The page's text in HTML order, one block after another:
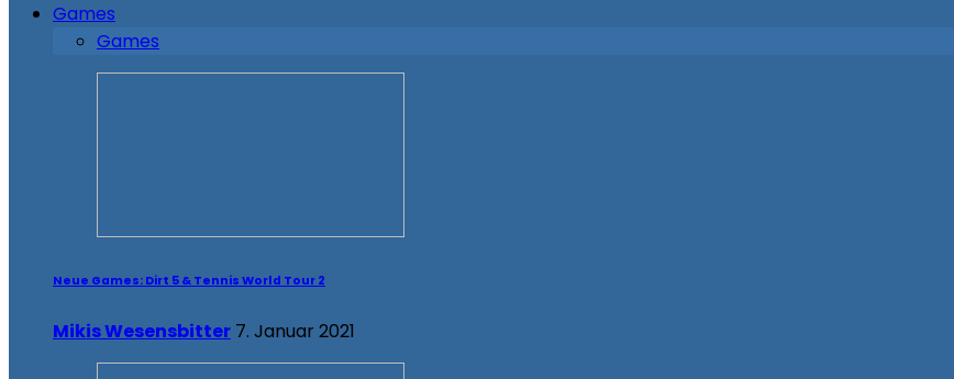
Games
Games
Neue Games: Dirt 5 & Tennis World Tour 2
Mikis Wesensbitter 7. Januar 2021